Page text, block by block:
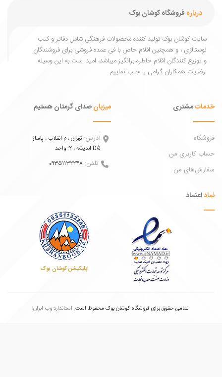
فروشگاه کوشان بوک
کوشان بوک تولید کننده محصولات فرهنگی شامل دفاتر و کتب
، و همچنین اقلام خاص با فی عمده فروشی برای فروشندگان
کنندگان اقلام خاطره برانگیز میباشد، امید است به این وسیله
مشتری
کاربری من
من
صدای گرمتان هستیم
آدرس:تهران ، م انقلاب ، پاساژ
تلفن:09351132248
اپلیکیشن کوشان بوک
تمامی حقوق برای فروشگاه کوشان بوک محفوظ است.استاندارد وب ابران